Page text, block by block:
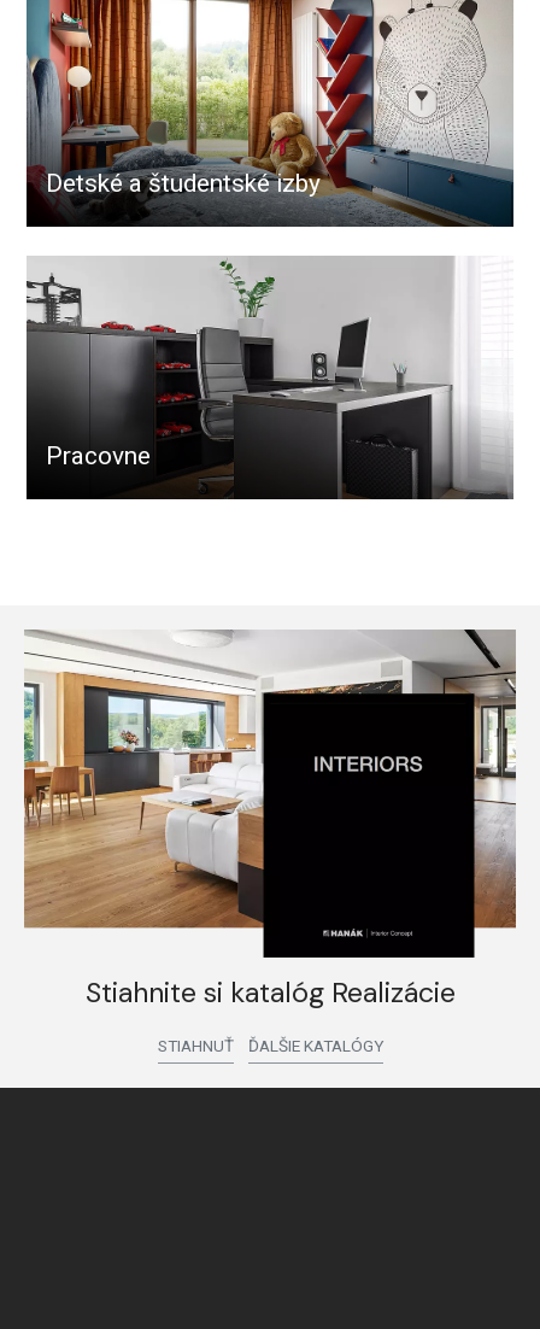
Detské a študentské izby
Pracovne
Stiahnite si katalóg Realizácie
STIAHNUŤ ĎALŠIE KATALÓGY